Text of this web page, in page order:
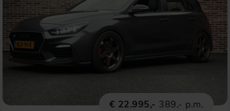
€ 22.995,- 389,- p.m.